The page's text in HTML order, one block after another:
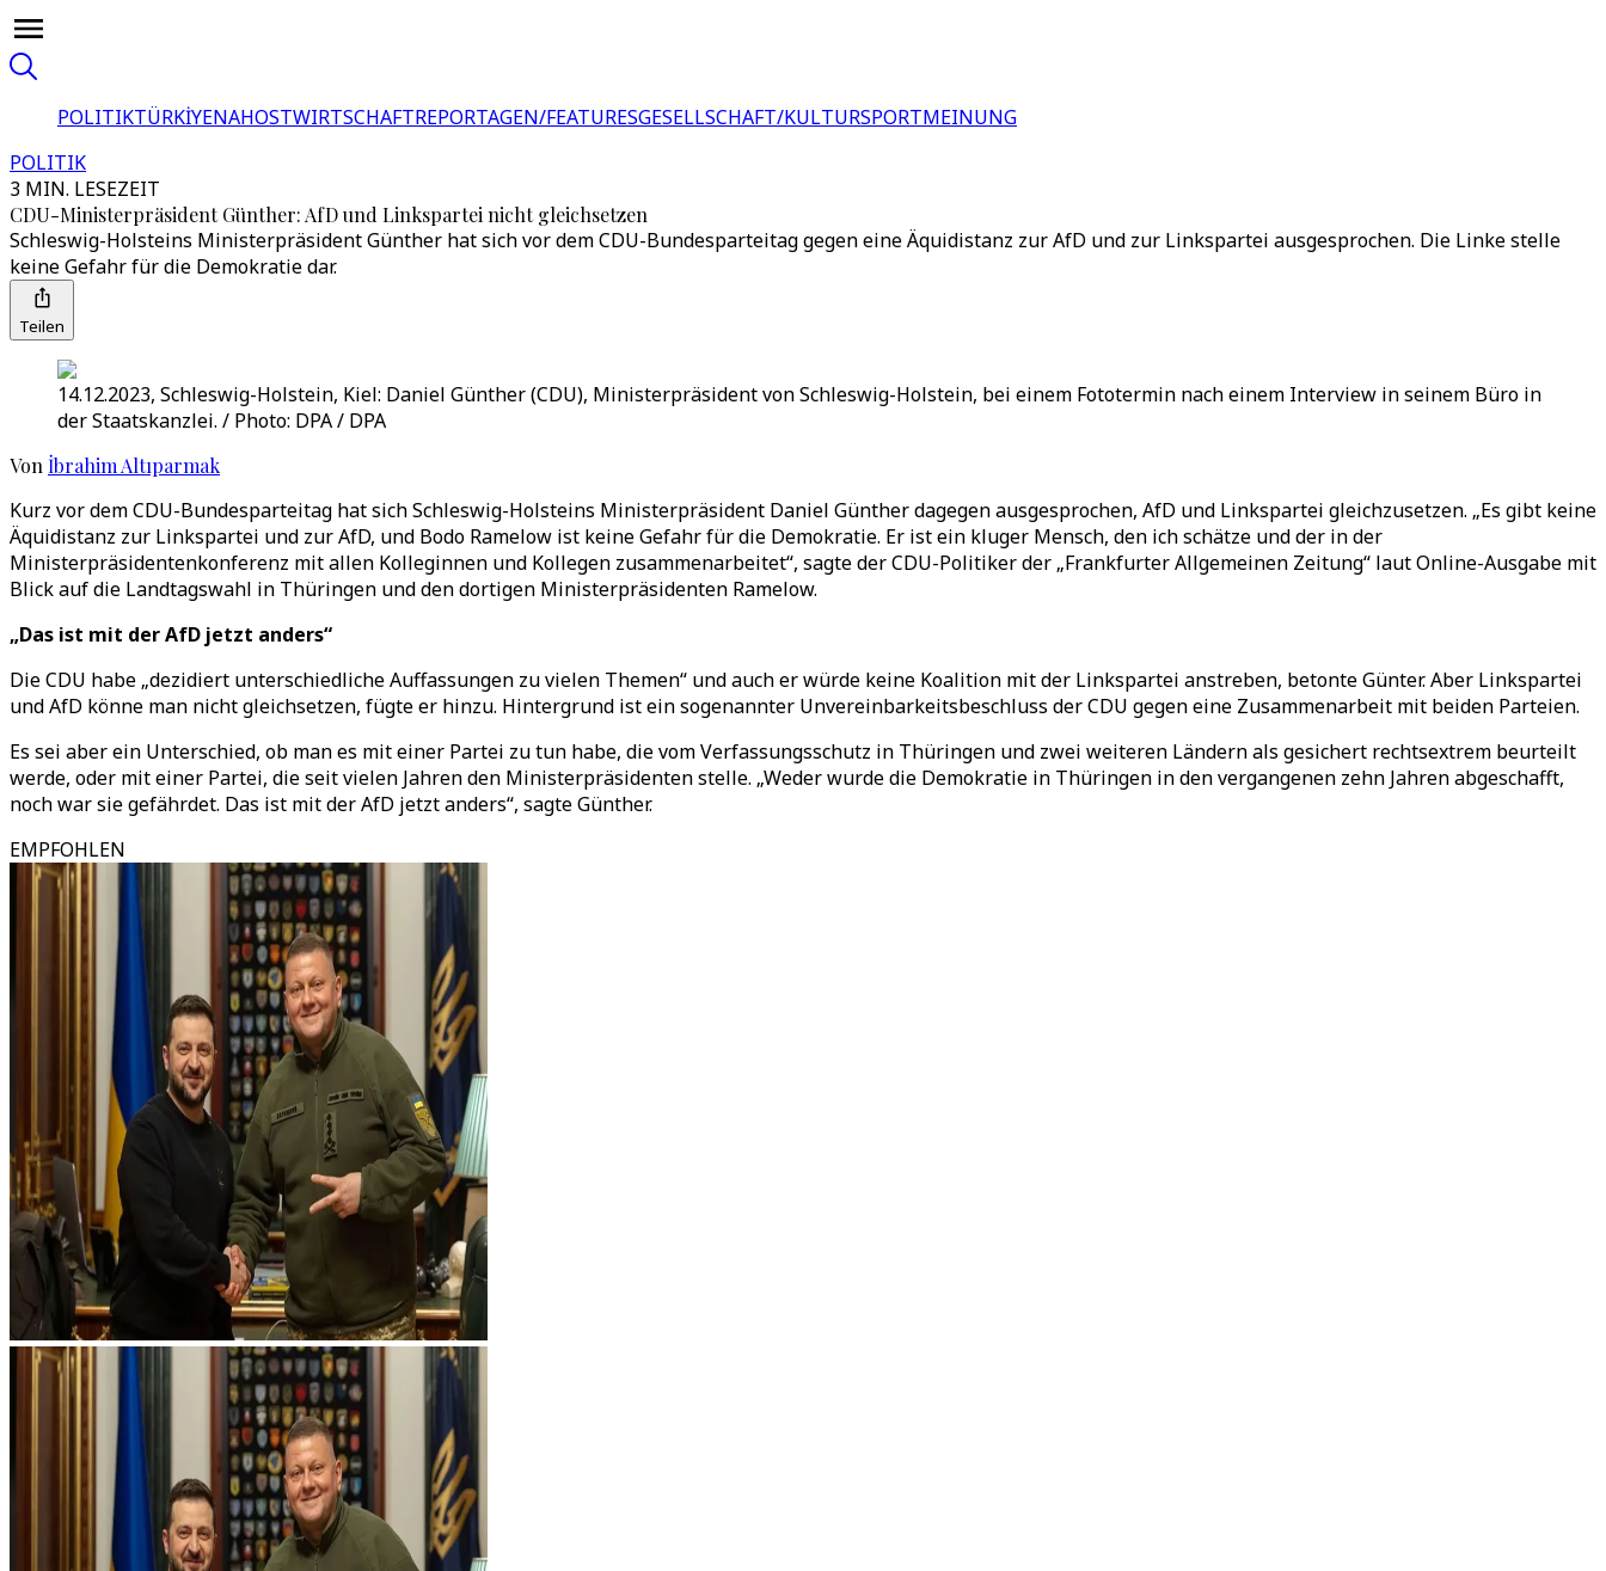
POLITIKTÜRKİYENAHOSTWIRTSCHAFTREPORTAGEN/FEATURESGESELLSCHAFT/KULTURSPORTMEINUNG
POLITIK
3 MIN. LESEZEIT
CDU-Ministerpräsident Günther: AfD und Linkspartei nicht gleichsetzen
Schleswig-Holsteins Ministerpräsident Günther hat sich vor dem CDU-Bundesparteitag gegen eine Äquidistanz zur AfD und zur Linkspartei ausgesprochen. Die Linke stelle
keine Gefahr für die Demokratie dar.
Teilen
14.12.2023, Schleswig-Holstein, Kiel: Daniel Günther (CDU), Ministerpräsident von Schleswig-Holstein, bei einem Fototermin nach einem Interview in seinem Büro in
der Staatskanzlei. / Photo: DPA / DPA
Von İbrahim Altıparmak
Kurz vor dem CDU-Bundesparteitag hat sich Schleswig-Holsteins Ministerpräsident Daniel Günther dagegen ausgesprochen, AfD und Linkspartei gleichzusetzen. „Es gibt keine
Äquidistanz zur Linkspartei und zur AfD, und Bodo Ramelow ist keine Gefahr für die Demokratie. Er ist ein kluger Mensch, den ich schätze und der in der
Ministerpräsidentenkonferenz mit allen Kolleginnen und Kollegen zusammenarbeitet“, sagte der CDU-Politiker der „Frankfurter Allgemeinen Zeitung“ laut Online-Ausgabe mit
Blick auf die Landtagswahl in Thüringen und den dortigen Ministerpräsidenten Ramelow.
„Das ist mit der AfD jetzt anders“
Die CDU habe „dezidiert unterschiedliche Auffassungen zu vielen Themen“ und auch er würde keine Koalition mit der Linkspartei anstreben, betonte Günter. Aber Linkspartei
und AfD könne man nicht gleichsetzen, fügte er hinzu. Hintergrund ist ein sogenannter Unvereinbarkeitsbeschluss der CDU gegen eine Zusammenarbeit mit beiden Parteien.
Es sei aber ein Unterschied, ob man es mit einer Partei zu tun habe, die vom Verfassungsschutz in Thüringen und zwei weiteren Ländern als gesichert rechtsextrem beurteilt
werde, oder mit einer Partei, die seit vielen Jahren den Ministerpräsidenten stelle. „Weder wurde die Demokratie in Thüringen in den vergangenen zehn Jahren abgeschafft,
noch war sie gefährdet. Das ist mit der AfD jetzt anders“, sagte Günther.
EMPFOHLEN